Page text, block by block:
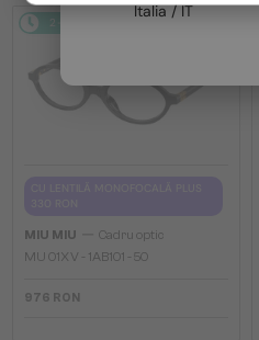
2-4 ZILE
MIU MIU
Cadru optic
MU 01XV - 1AB1O1 - 50
976 RON
Italia / IT